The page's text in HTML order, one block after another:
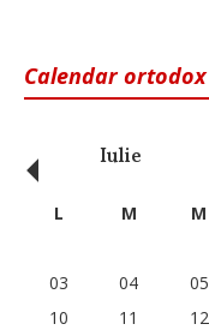
Calendar ortodox
Iulie
‹ L M M
03
04 05
10
11 12